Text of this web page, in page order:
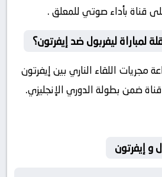
قناة بأداء صوتي للمعلق .
لمباراة ليفربول ضد إيفرتون؟
مجريات اللقاء الناري بين إيفرتون
ضمن بطولة الدوري الإنجليزي.
و إيفرتون